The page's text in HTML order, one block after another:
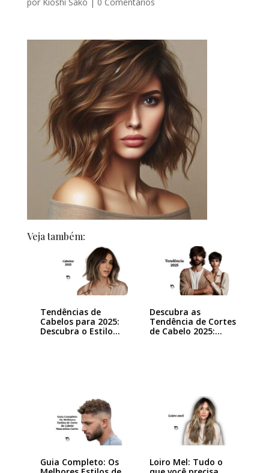
Veja também:
Tendências de
Cabelos para 2025:
Descubra o Estilo…
Descubra as
Tendência de Cortes
de Cabelo 2025:…
Guia Completo: Os
Loiro Mel: Tudo o